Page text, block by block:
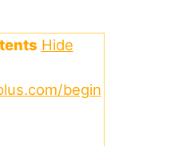
Hide
begin